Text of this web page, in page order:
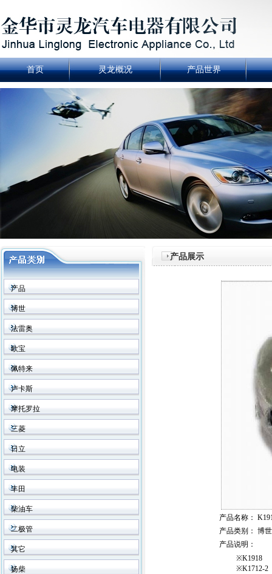
首页 灵龙概况 产品世界
产品
博世
法雷奥
欧宝
佩特来
卢卡斯
摩托罗拉
三菱
日立
电装
丰田
柴油车
二极管
其它
扬柴
产品展示
产品名称 ：
产品类别 ： 博世
产品说明 ：
※K1918
※K1712-2